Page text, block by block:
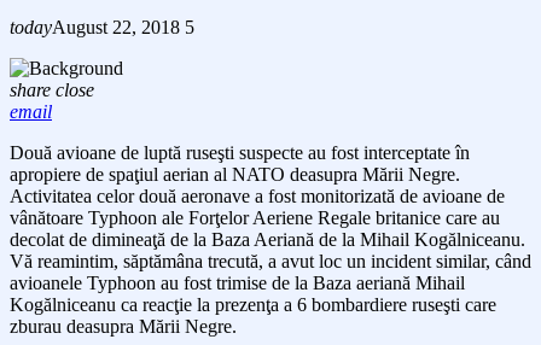
todayAugust 22, 2018 5
share close
email
Două avioane de luptă ruseşti suspecte au fost interceptate în
apropiere de spaţiul aerian al NATO deasupra Mării Negre.
Activitatea celor două aeronave a fost monitorizată de avioane de
vânătoare Typhoon ale Forţelor Aeriene Regale britanice care au
decolat de dimineaţă de la Baza Aeriană de la Mihail Kogălniceanu.
Vă reamintim, săptămâna trecută, a avut loc un incident similar, când
avioanele Typhoon au fost trimise de la Baza aeriană Mihail
Kogălniceanu ca reacţie la prezenţa a 6 bombardiere ruseşti care
zburau deasupra Mării Negre.